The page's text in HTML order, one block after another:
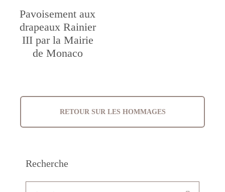
Pavoisement aux
drapeaux Rainier
III par la Mairie
de Monaco
RETOUR SUR LES HOMMAGES
Recherche